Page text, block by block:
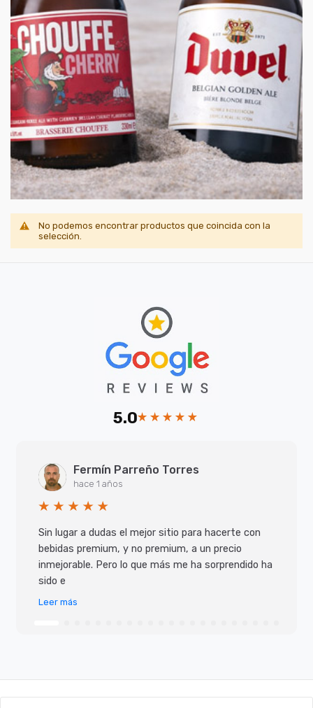
No podemos encontrar productos que coincida con la
selección.
5.0
Fermín Parreño Torres
hace 1 años
Sin lugar a dudas el mejor sitio para hacerte con
bebidas premium, y no premium, a un precio
inmejorable. Pero lo que más me ha sorprendido ha
sido e
Leer más